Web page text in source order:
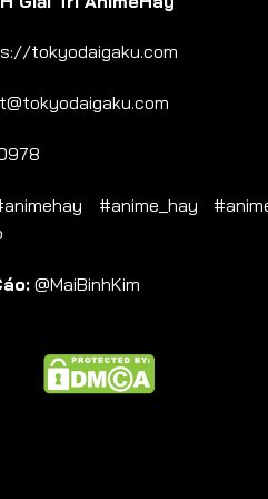
tokyodaigaku.com
#anime_hay
@MaiBinhKim